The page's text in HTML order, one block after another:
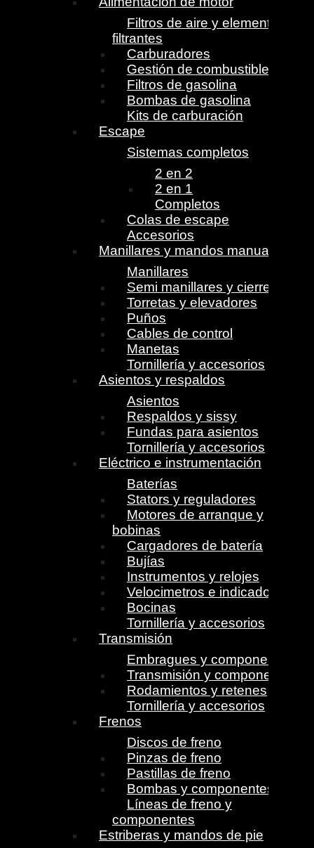
Filtros de aire y elementos
filtrantes
Carburadores
Gestión de combustible
Filtros de gasolina
Bombas de gasolina
Kits de carburación
Escape
Sistemas completos
2 en 2
2 en 1
Completos
Colas de escape
Accesorios
Manillares y mandos manuales
Manillares
Semi manillares y cierres
Torretas y elevadores
Puños
Cables de control
Manetas
Tornillería y accesorios
Asientos y respaldos
Asientos
Respaldos y sissy
Fundas para asientos
Tornillería y accesorios
Eléctrico e instrumentación
Baterías
Stators y reguladores
Motores de arranque y
bobinas
Cargadores de batería
Bujías
Instrumentos y relojes
Velocimetros e indicadores
Bocinas
Tornillería y accesorios
Transmisión
Embragues y componentes
Transmisión y componentes
Rodamientos y retenes
Tornillería y accesorios
Frenos
Discos de freno
Pinzas de freno
Pastillas de freno
Bombas y componentes
Líneas de freno y
componentes
Estriberas y mandos de pie